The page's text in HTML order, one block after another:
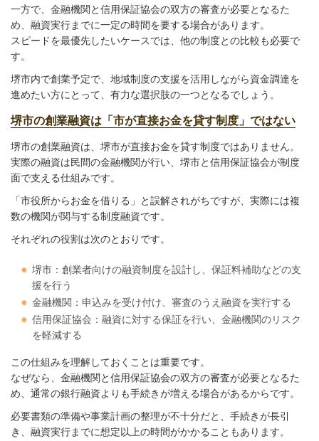
一方で、金融機関と信用保証協会の双方の審査が必要となるた
め、融資実行までに一定の時間を要する場合があります。
スピードを最優先したいケースでは、他の制度との比較も必要で
す。
堺市内で創業予定で、地域制度の支援を活用しながら資金調達を
進めたい方にとって、有力な選択肢の一つとなるでしょう。
堺市の創業融資は「市が直接お金を貸す制度」ではない
堺市の創業融資は、堺市が直接お金を貸す制度ではありません。
実際の融資は民間の金融機関が行い、堺市と信用保証協会が制度
面で支える仕組みです。
「市役所からお金を借りる」と誤解されがちですが、実際には複
数の機関が関与する制度融資です。
それぞれの役割は次のとおりです。
堺市：創業者向けの融資制度を設計し、保証料補助などの支
援を行う
金融機関：申込みを受け付け、審査のうえ融資を実行する
信用保証協会：融資に対する保証を行い、金融機関のリスク
を軽減する
この仕組みを理解しておくことは重要です。
なぜなら、金融機関と信用保証協会の双方の審査が必要となるた
め、通常の銀行融資よりも手続きが増える場合があるからです。
必要書類の準備や事業計画の整理が不十分だと、手続きが長引
き、融資実行までに想定以上の時間がかかることもあります。